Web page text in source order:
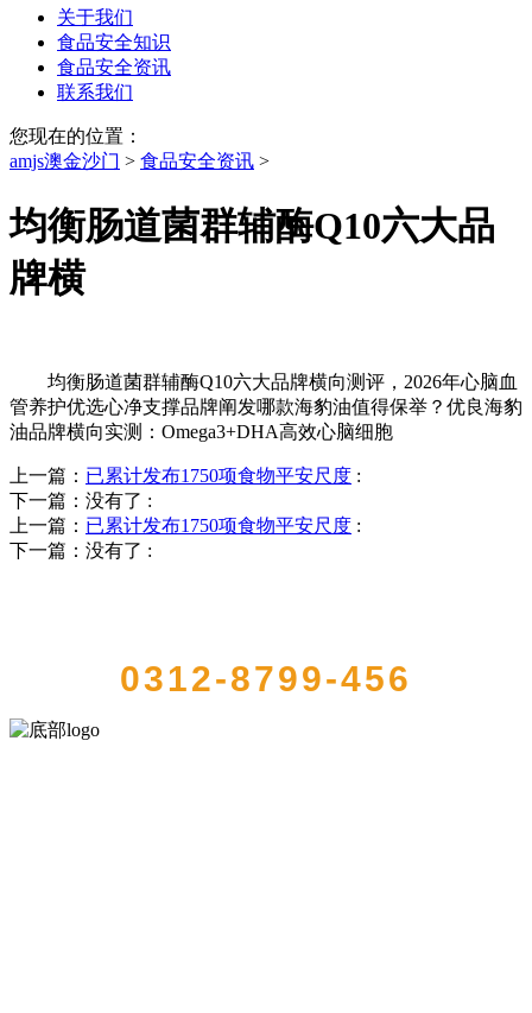
关于我们
食品安全知识
食品安全资讯
联系我们
您现在的位置：
amjs澳金沙门 > 食品安全资讯 >
均衡肠道菌群辅酶Q10六大品
牌横
均衡肠道菌群辅酶Q10六大品牌横向测评，2026年心脑血
管养护优选心净支撑品牌阐发哪款海豹油值得保举？优良海豹
油品牌横向实测：Omega3+DHA高效心脑细胞
上一篇： 已累计发布1750项食物平安尺度 :
下一篇：没有了 :
上一篇： 已累计发布1750项食物平安尺度 :
下一篇：没有了 :
0312-8799-456